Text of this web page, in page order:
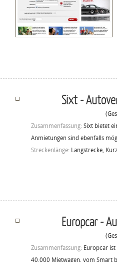
Sixt -
Zusammenfassung: Sixt bietet
Anmietungen sind ebenfalls
Streckenlänge: Langstrecke,
Europcar -
Zusammenfassung: Europcar
40.000 Mietwagen, vom Smart